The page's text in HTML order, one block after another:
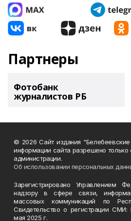
Партнеры
Фотобанк
журналистов РБ
© 2026 Сайт издания "Белебеевские
информации сайта разрешено только
администрации.
Об использовании персональных
Зарегистрировано Управлением
надзору в сфере связи,
массовых коммуникаций по
Свидетельство о регистрации
мая 2025 г.